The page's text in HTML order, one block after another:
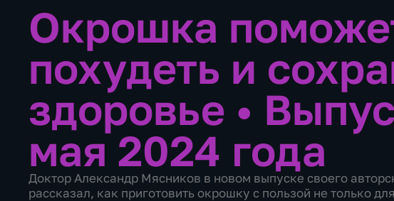
Окрошка
похудеть и
здоровье •
мая 2024 года
Доктор Александр Мясников в новом выпуске своего
рассказал, как приготовить окрошку с пользой не только